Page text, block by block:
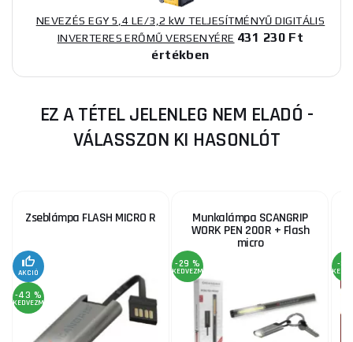
NEVEZÉS EGY 5,4 LE/3,2 kW TELJESÍTMÉNYŰ DIGITÁLIS
INVERTERES ERŐMŰ VERSENYÉRE 431 230 Ft
értékben
EZ A TÉTEL JELENLEG NEM ELADÓ -
VÁLASSZON KI HASONLÓT
Zseblámpa FLASH MICRO R
AKCIÓ
-43 %
KEDVEZMÉNY
Munkalámpa SCANGRIP
WORK PEN 200R + Flash
micro
-29 %
KEDVEZMÉNY
-8